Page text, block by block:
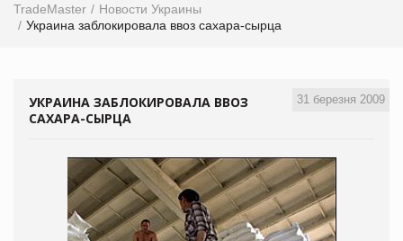
TradeMaster
Новости Украины
Украина заблокировала ввоз сахара-сырца
31 березня 2009
УКРАИНА ЗАБЛОКИРОВАЛА ВВОЗ
САХАРА-СЫРЦА